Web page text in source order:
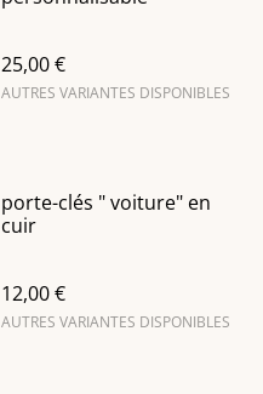
25,00 €
AUTRES VARIANTES DISPONIBLES
porte-clés " voiture" en
cuir
12,00 €
AUTRES VARIANTES DISPONIBLES